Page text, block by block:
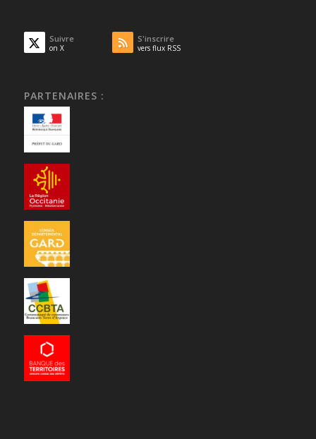
Suivre
on X
S'inscrire
vers flux RSS
PARTENAIRES :